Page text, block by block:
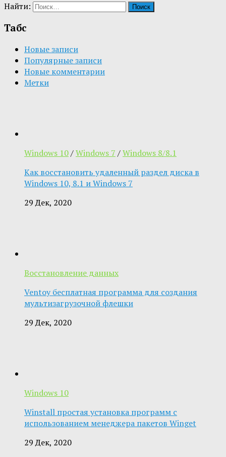
Найти:
Табс
Новые записи
Популярные записи
Новые комментарии
Метки
Windows 10/Windows 7 /Windows 8/8.1
Как восстановить удаленный раздел диска в
Windows 10, 8.1 и Windows 7
29 Дек, 2020
Восстановление данных
Ventoy бесплатная программа для создания
мультизагрузочной флешки
29 Дек, 2020
Windows 10
Winstall простая установка программ с
использованием менеджера пакетов Winget
29 Дек, 2020